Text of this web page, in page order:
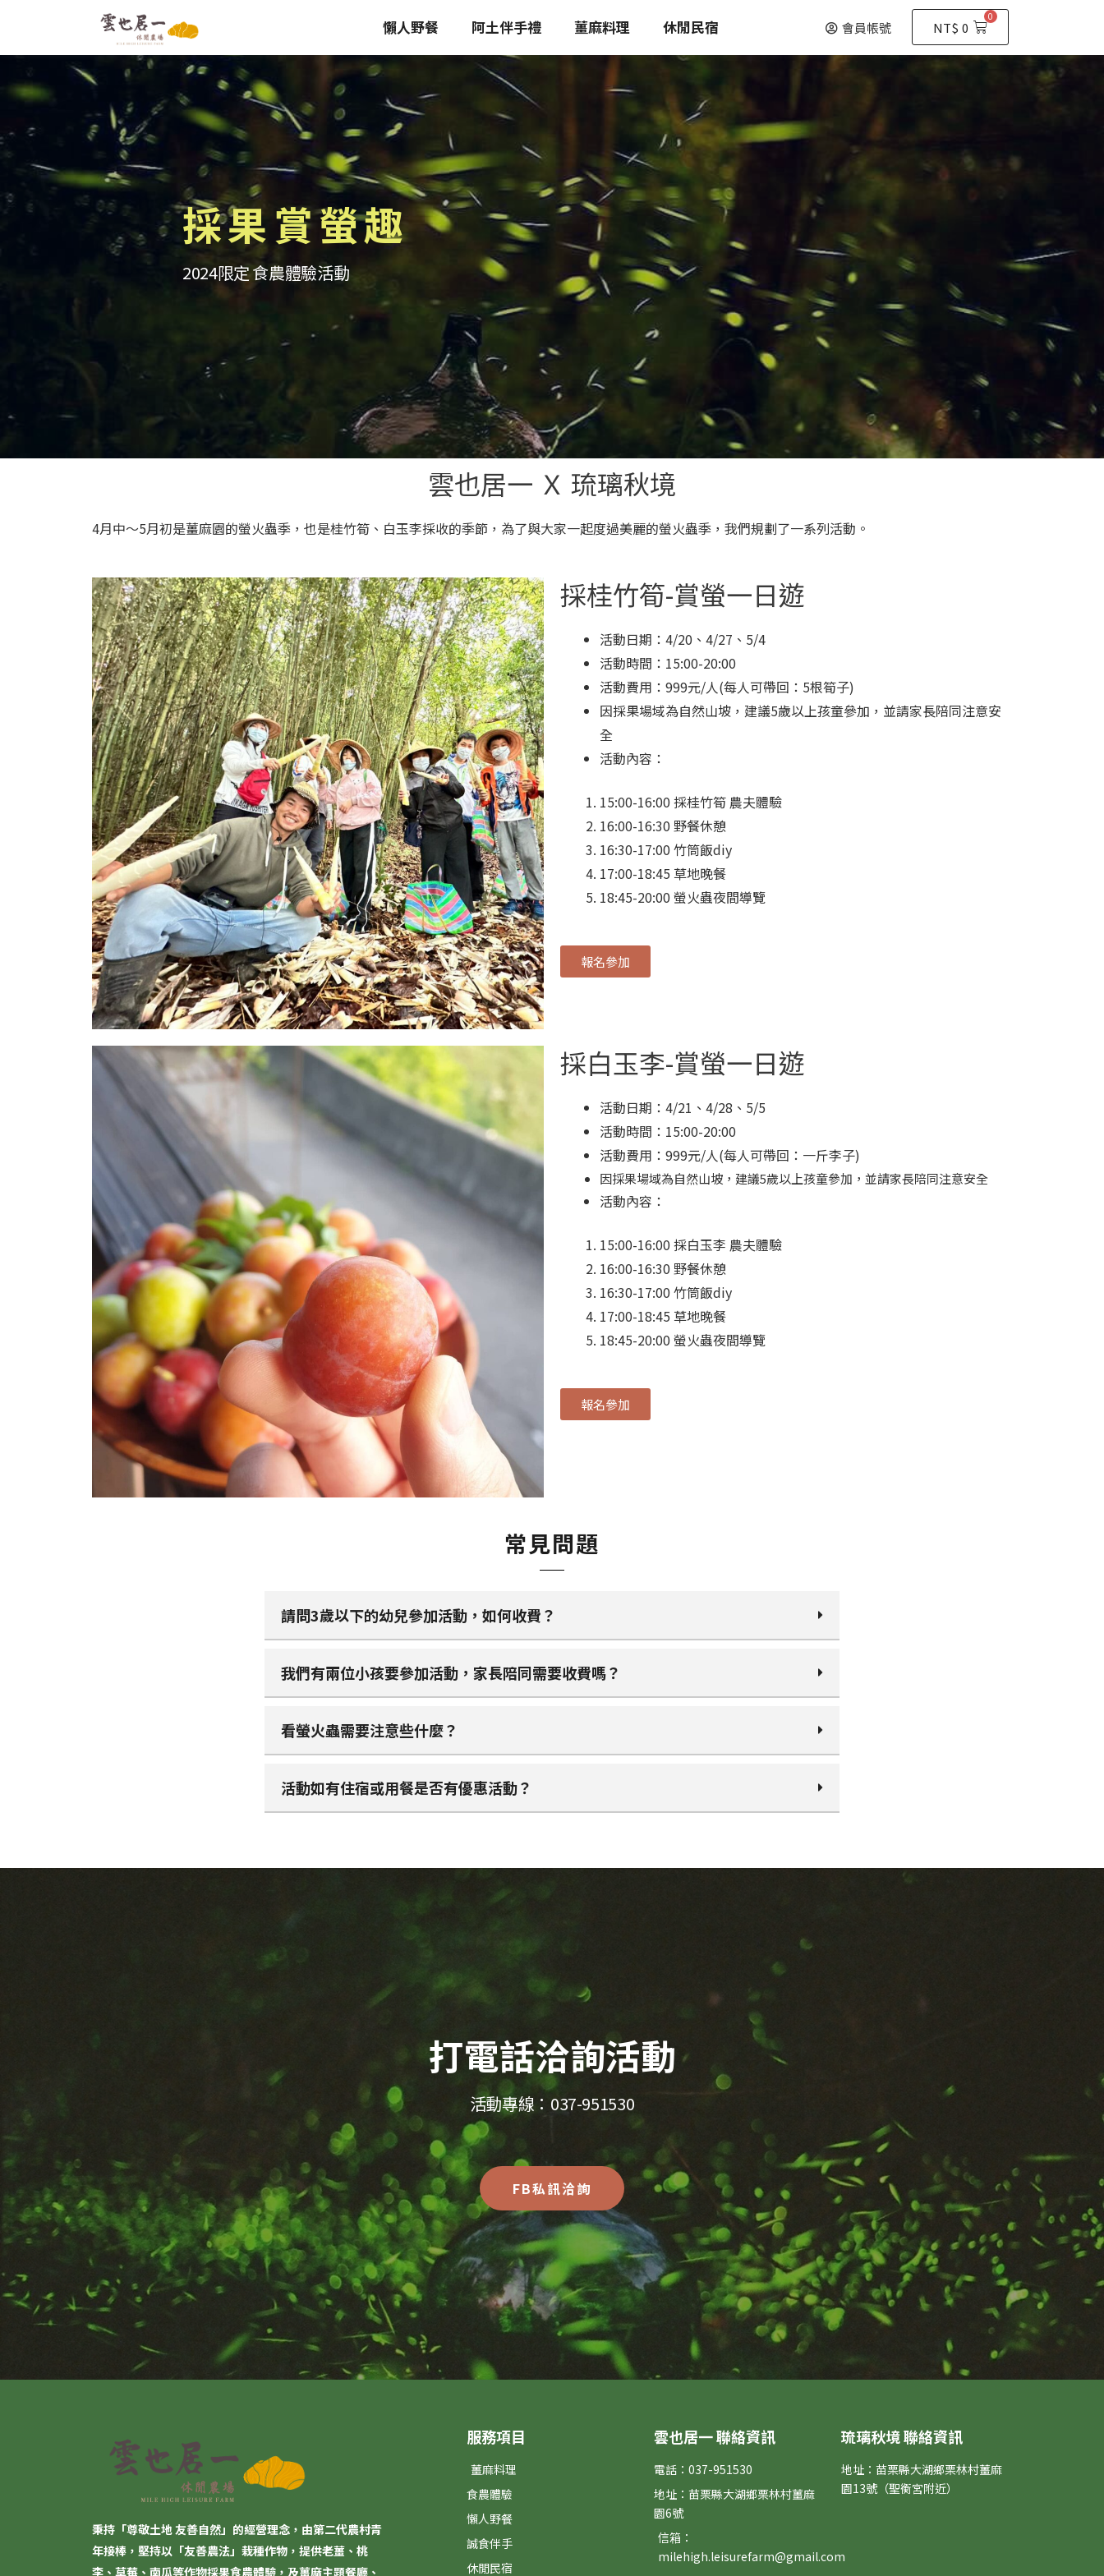
懶人野餐 阿土伴手禮 薑麻料理 休閒民宿 會員帳號 NT$ 0
0
購
籃
採果賞螢趣
2024限定 食農體驗活動
雲也居一 Ｘ 琉璃秋境
4月中～5月初是薑麻園的螢火蟲季，也是桂竹筍、白玉李採收的季節，為了與大家一起度過美麗的螢火蟲季，我們規劃了一系列活動。
採桂竹筍-賞螢一日遊
活動日期： 4/20、4/27、5/4
活動時間：15:00-20:00
活動費用：999元/人(每人可帶回：5根筍子)
因採果場域為自然山坡，建議5歲以上孩童參加，並請家長陪同注意安
全
活動內容：
15:00-16:00 採桂竹筍 農夫體驗
16:00-16:30 野餐休憩
16:30-17:00 竹筒飯diy
17:00-18:45 草地晚餐
18:45-20:00 螢火蟲夜間導覽
報名參加
採白玉李-賞螢一日遊
活動日期： 4/21、4/28、5/5
活動時間：15:00-20:00
活動費用：999元/人(每人可帶回：一斤李子)
因採果場域為自然山坡，建議5歲以上孩童參加，並請家長陪同注意安全
活動內容：
15:00-16:00 採白玉李 農夫體驗
16:00-16:30 野餐休憩
16:30-17:00 竹筒飯diy
17:00-18:45 草地晚餐
18:45-20:00 螢火蟲夜間導覽
報名參加
常見問題
請問3歲以下的幼兒參加活動，如何收費？
我們有兩位小孩要參加活動，家長陪同需要收費嗎？
看螢火蟲需要注意些什麼？
活動如有住宿或用餐是否有優惠活動？
打電話洽詢活動
活動專線：037-951530
FB私訊洽詢
秉持「尊敬土地 友善自然」的經營理念，由第二代農村青
年接棒，堅持以「友善農法」栽種作物，提供老薑、桃
李、草莓、南瓜等作物採果食農體驗，及薑麻主題餐廳、
服務項目
薑麻料理
食農體驗
懶人野餐
誠食伴手
休閒民宿
雲也居一 聯絡資訊
電話：037-951530
地址：苗栗縣大湖鄉栗林村薑麻
園6號
信箱：
milehigh.leisurefarm@gmail.com
琉璃秋境 聯絡資訊
地址：苗栗縣大湖鄉栗林村薑麻
園13號（聖衡宮附近）